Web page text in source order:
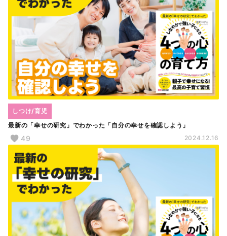
最新の「幸せの研究」でわかった「自分の幸せを確認しよう」
しつけ/育児
49 2024.12.16